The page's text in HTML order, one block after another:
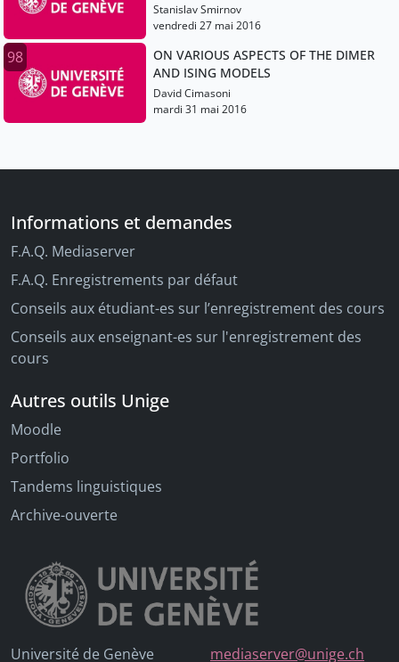
Stanislav Smirnov
vendredi 27 mai 2016
98
ON VARIOUS ASPECTS OF THE DIMER
AND ISING MODELS
David Cimasoni
mardi 31 mai 2016
Informations et demandes
F.A.Q. Mediaserver
F.A.Q. Enregistrements par défaut
Conseils aux étudiant-es sur l’enregistrement des cours
Conseils aux enseignant-es sur l'enregistrement des
cours
Autres outils Unige
Moodle
Portfolio
Tandems linguistiques
Archive-ouverte
Université de Genève mediaserver@unige.ch